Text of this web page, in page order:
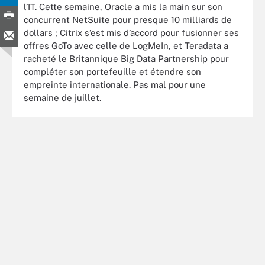
l’IT. Cette semaine, Oracle a mis la main sur son
concurrent NetSuite pour presque 10 milliards de
dollars ; Citrix s’est mis d’accord pour fusionner ses
offres GoTo avec celle de LogMeIn, et Teradata a
racheté le Britannique Big Data Partnership pour
compléter son portefeuille et étendre son
empreinte internationale. Pas mal pour une
semaine de juillet.